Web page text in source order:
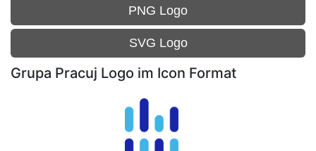
PNG Logo
SVG Logo
Grupa Pracuj Logo im Icon Format